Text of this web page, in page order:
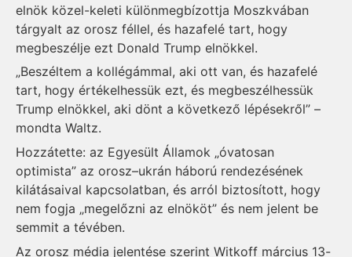
elnök közel-keleti különmegbízottja Moszkvában
tárgyalt az orosz féllel, és hazafelé tart, hogy
megbeszélje ezt Donald Trump elnökkel.
„Beszéltem a kollégámmal, aki ott van, és hazafelé
tart, hogy értékelhessük ezt, és megbeszélhessük
Trump elnökkel, aki dönt a következő lépésekről” –
mondta Waltz.
Hozzátette: az Egyesült Államok „óvatosan
optimista” az orosz–ukrán háború rendezésének
kilátásaival kapcsolatban, és arról biztosított, hogy
nem fogja „megelőzni az elnököt” és nem jelent be
semmit a tévében.
Az orosz média jelentése szerint Witkoff március 13-